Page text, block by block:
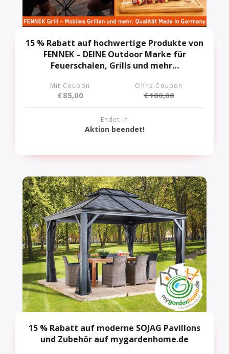
15 % Rabatt auf hochwertige Produkte von
FENNEK – DEINE Outdoor Marke für
Feuerschalen, Grills und mehr…
Mit Coupon
€85,00
Ohne Coupon
€100,00
Endet in
Aktion beendet!
15 % Rabatt auf moderne SOJAG Pavillons
und Zubehör auf mygardenhome.de